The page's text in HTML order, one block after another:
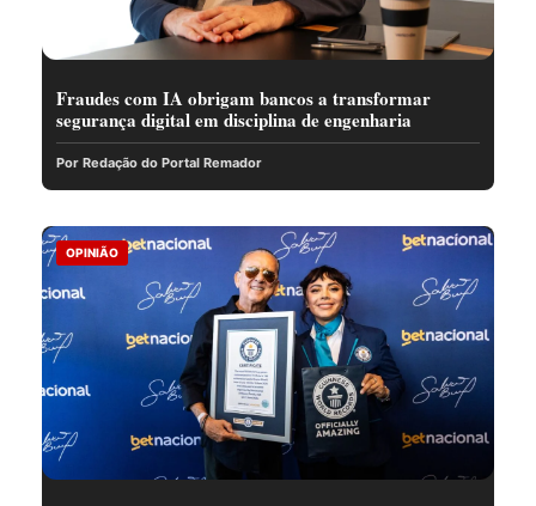
Fraudes com IA obrigam bancos a transformar
segurança digital em disciplina de engenharia
Por Redação do Portal Remador
OPINIÃO